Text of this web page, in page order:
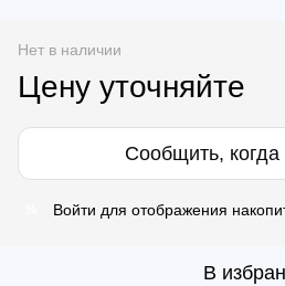
Нет в наличии
Цену уточняйте
Сообщить, когда
Войти для отображения
В